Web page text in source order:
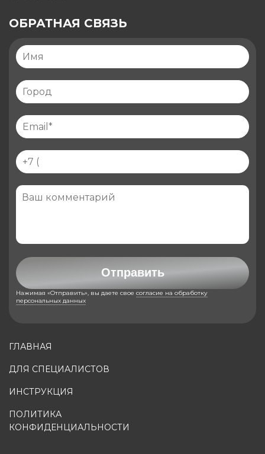
ГЛАВНАЯ
ДЛЯ СПЕЦИАЛИСТОВ
ИНСТРУКЦИЯ
ПОЛИТИКА
КОНФИДЕНЦИАЛЬНОСТИ
ОБРАТНАЯ СВЯЗЬ
Отправить
Нажимая «Отправить», вы даете свое согласие на обработку
персональных данных